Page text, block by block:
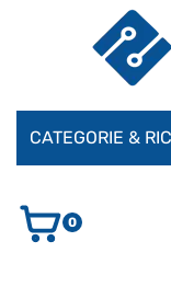
CATEGORIE &
AUDIO E VIDEO
0